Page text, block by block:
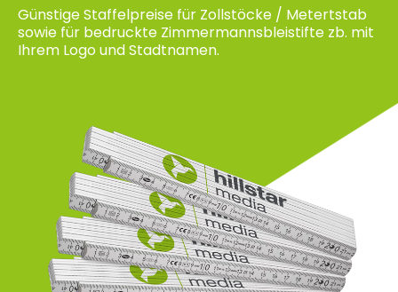
Günstige Staffelpreise für Zollstöcke / Metertstab
sowie für bedruckte Zimmermannsbleistifte zb. mit
Ihrem Logo und Stadtnamen.